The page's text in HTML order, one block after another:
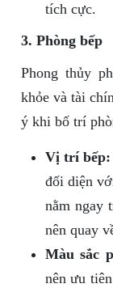
tích cực.
3. Phòng bếp
Phong thủy
khỏe và tài
ý khi bố trí
Vị trí bếp:
đối diện
nằm ngay
nên quay
Màu sắc
nên ưu